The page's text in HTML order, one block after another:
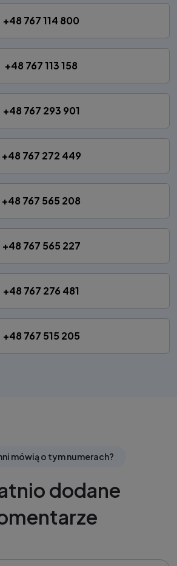
+48 767 114 800
+48 767 113 158
+48 767 293 901
+48 767 272 449
+48 767 565 208
+48 767 565 227
+48 767 276 481
+48 767 515 205
mówią o tym numerach?
dodane